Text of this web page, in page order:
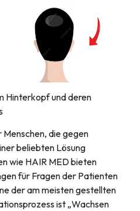
Hinterkopf und deren
die gegen
beliebten Lösung
wie HAIR MED bieten
für Fragen der Patienten
der am meisten gestellten
ist „Wachsen